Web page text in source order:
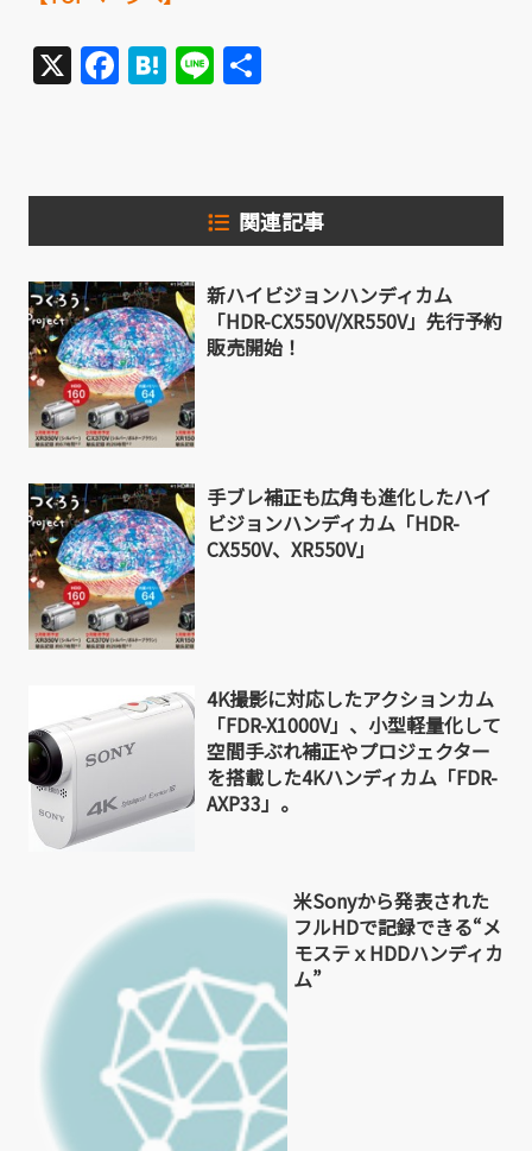
X Facebook
Hatena
Line
関連記事
新ハイビジョンハンディカム
「HDR-CX550V/XR550V」先行予約
販売開始！
手ブレ補正も広角も進化したハイ
ビジョンハンディカム「HDR-
CX550V、XR550V」
4K撮影に対応したアクションカム
「FDR-X1000V」、小型軽量化して
空間手ぶれ補正やプロジェクター
を搭載した4Kハンディカム「FDR-
AXP33」。
米Sonyから発表された
フルHDで記録できる“メ
モステｘHDDハンディカ
ム”